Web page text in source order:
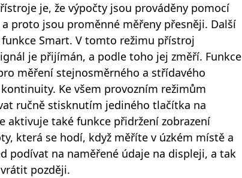
je, že výpočty jsou prováděny pomocí
a proto jsou proměnné měřeny přesněji. Další
Smart. V tomto režimu přístroj
je přijímán, a podle toho jej změří. Funkce
měření stejnosměrného a střídavého
Ke všem provozním režimům
ručně stisknutím jediného tlačítka na
aktivuje také funkce přidržení zobrazení
která se hodí, když měříte v úzkém místě a
podívat na naměřené údaje na displeji, a tak
později.